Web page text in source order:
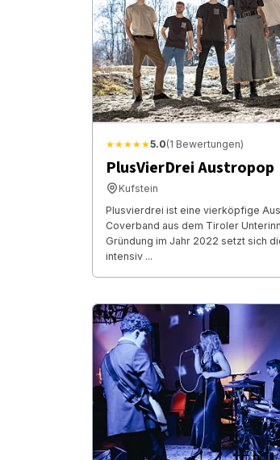
★★★★★5.0(1 Bewertungen)
PlusVierDrei Austropop
Kufstein
Plusvierdrei ist eine vierköpfige
Coverband aus dem Tiroler
Gründung im Jahr 2022 setzt sich
intensiv ...